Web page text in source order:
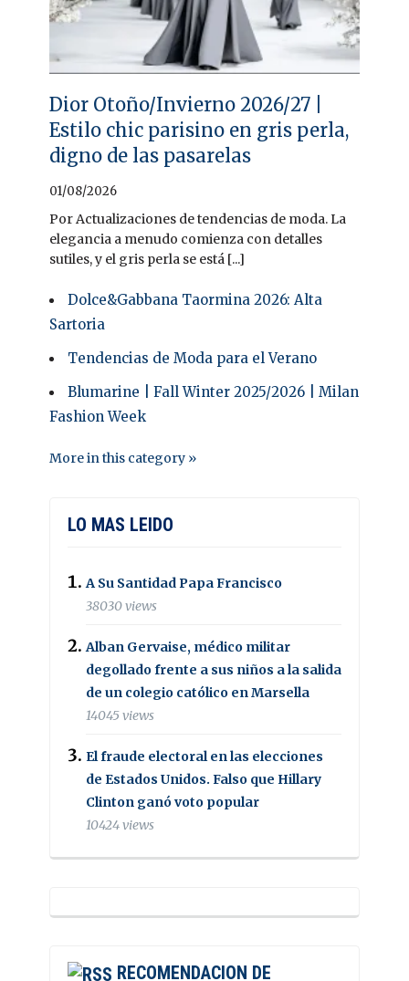
Dior Otoño/Invierno 2026/27 |
Estilo chic parisino en gris perla,
digno de las pasarelas
01/08/2026
Por Actualizaciones de tendencias de moda. La
elegancia a menudo comienza con detalles
sutiles, y el gris perla se está [...]
Dolce&Gabbana Taormina 2026: Alta
Sartoria
Tendencias de Moda para el Verano
Blumarine | Fall Winter 2025/2026 | Milan
Fashion Week
More in this category »
LO MAS LEIDO
A Su Santidad Papa Francisco
38030 views
Alban Gervaise, médico militar
degollado frente a sus niños a la salida
de un colegio católico en Marsella
14045 views
El fraude electoral en las elecciones
de Estados Unidos. Falso que Hillary
Clinton ganó voto popular
10424 views
RECOMENDACION DE